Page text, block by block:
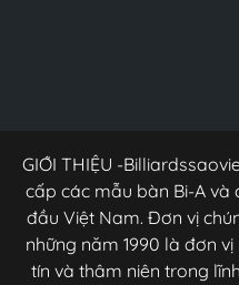
GIỚI THIỆU -
cấp các mẫu bàn Bi-A
đầu Việt Nam. Đơn vị
những năm 1990 là đơn
tín và thâm niên trong